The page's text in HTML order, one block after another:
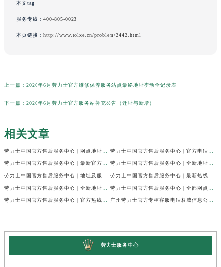
本文tag：
服务专线： 400-805-0023
本页链接： http://www.rolxe.cn/problem/2442.html
上一篇： 2026年6月劳力士官方维修保养服务站点最终地址变动全记录表
下一篇： 2026年6月劳力士官方服务站补充公告（迁址与新增）
相关文章
劳力士服务中心